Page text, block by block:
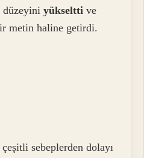
düzeyiniyükseltti ve
metin haline getirdi.
sebeplerden dolayı